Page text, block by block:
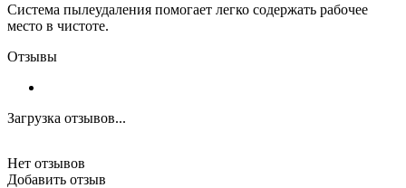
Система пылеудаления помогает легко содержать рабочее
место в чистоте.
Отзывы
Загрузка отзывов...
Нет отзывов
Добавить отзыв